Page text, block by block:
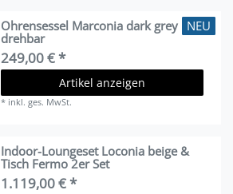
NEU
Ohrensessel Marconia dark grey
drehbar
249,00 € *
Artikel anzeigen
* inkl. ges. MwSt.
Indoor-Loungeset Loconia beige &
Tisch Fermo 2er Set
1.119,00 € *